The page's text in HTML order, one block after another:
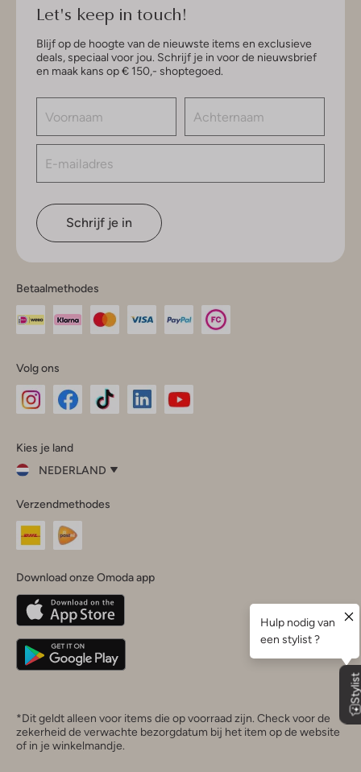
Let's keep in touch!
Blijf op de hoogte van de nieuwste items en exclusieve
deals, speciaal voor jou. Schrijf je in voor de nieuwsbrief
en maak kans op € 150,- shoptegoed.
Schrijf je in
Betaalmethodes
Volg ons
InstagramFacebook
Kies je land
NEDERLAND
je
land
Nederland
Belgique(Français)
Deutschland
Verzendmethodes
Download onze Omoda app
*Dit geldt alleen voor items die op voorraad zijn. Check voor de
zekerheid de verwachte bezorgdatum bij het item op de website
of in je winkelmandje.